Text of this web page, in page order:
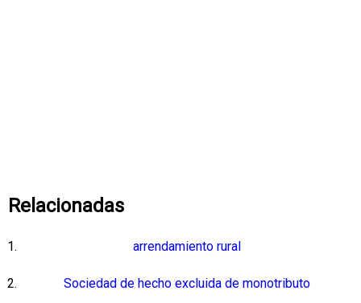
Relacionadas
arrendamiento rural
Sociedad de hecho excluida de monotributo